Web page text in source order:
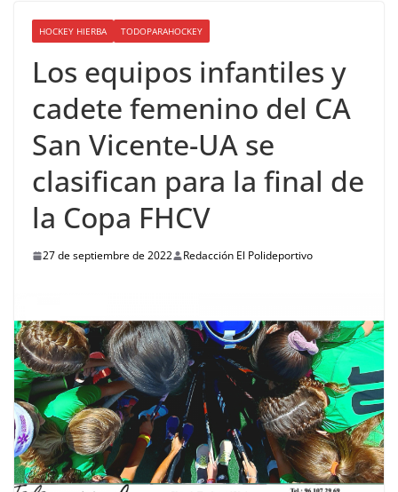
HOCKEY HIERBA TODOPARAHOCKEY
Los equipos infantiles y
cadete femenino del CA
San Vicente-UA se
clasifican para la final de
la Copa FHCV
27 de septiembre de 2022 Redacción El Polideportivo